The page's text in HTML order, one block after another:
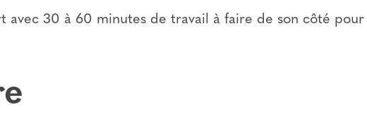
avec 30 à 60 minutes de travail à faire de son côté pour